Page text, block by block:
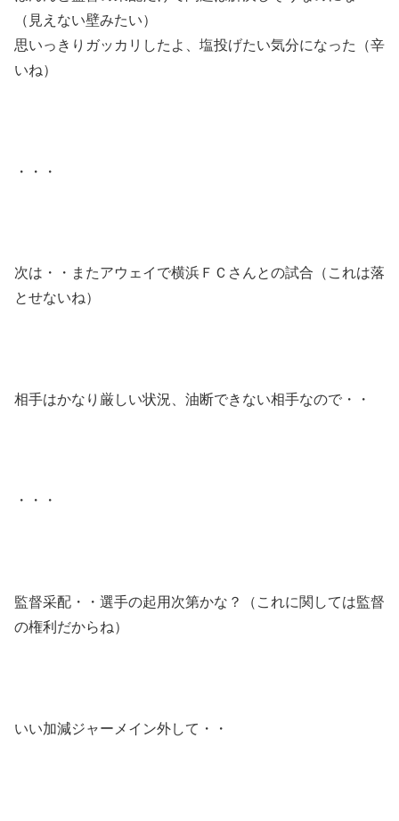
（見えない壁みたい）
思いっきりガッカリしたよ、塩投げたい気分になった（辛
いね）
・・・
次は・・またアウェイで横浜ＦＣさんとの試合（これは落
とせないね）
相手はかなり厳しい状況、油断できない相手なので・・
・・・
監督采配・・選手の起用次第かな？（これに関しては監督
の権利だからね）
いい加減ジャーメイン外して・・